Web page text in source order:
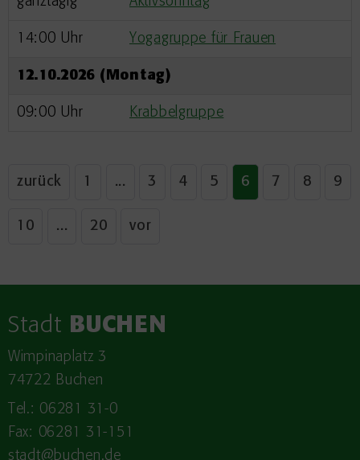
14:00 Uhr Yogagruppe für Frauen
12.10.2026 (Montag)
09:00 Uhr Krabbelgruppe
zurück 1 ... 3 4 5 6 7 8 9
10 ... 20 vor
Stadt BUCHEN
Wimpinaplatz 3
74722 Buchen
Tel.: 06281 31-0
Fax: 06281 31-151
stadt@buchen.de